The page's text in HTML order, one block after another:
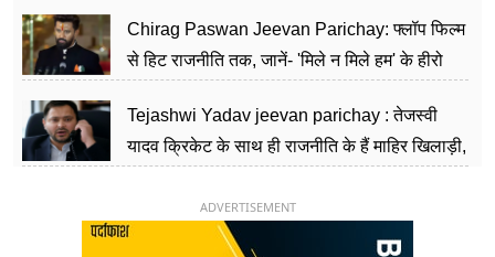
Chirag Paswan Jeevan Parichay: फ्लॉप फिल्म
से हिट राजनीति तक, जानें- 'मिले न मिले हम' के हीरो
Tejashwi Yadav jeevan parichay : तेजस्वी
यादव क्रिकेट के साथ ही राजनीति के हैं माहिर खिलाड़ी,
ADVERTISEMENT